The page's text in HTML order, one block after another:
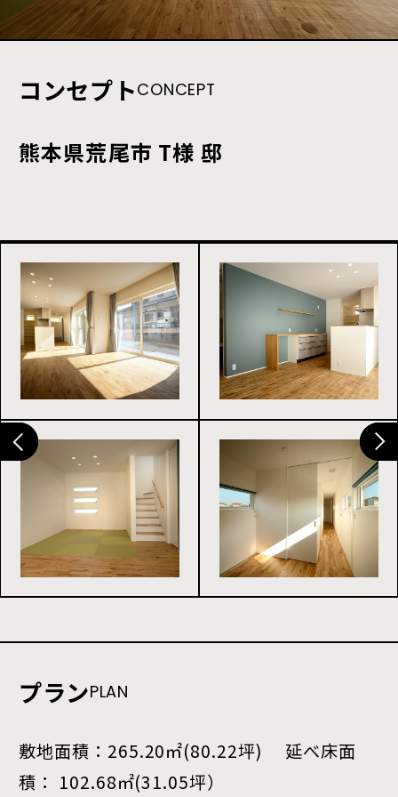
コンセプトCONCEPT
熊本県荒尾市 T様 邸
プランPLAN
敷地面積：265.20㎡(80.22坪) 延べ床面
積： 102.68㎡(31.05坪）